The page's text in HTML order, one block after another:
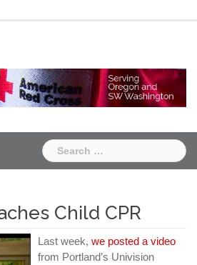
Search
for:
Child CPR
Last week, we posted a video
from Portland’s Univision